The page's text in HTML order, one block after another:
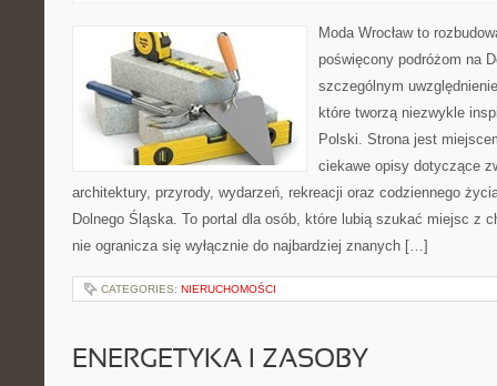
Moda Wrocław to
poświęcony podróżom na
szczególnym
które tworzą niezwykle
Polski. Strona jest
ciekawe opisy dotyczące
architektury, przyrody, wydarzeń, rekreacji oraz codziennego
Dolnego Śląska. To portal dla osób, które lubią szukać miejsc z
nie ogranicza się wyłącznie do najbardziej znanych […]
CATEGORIES: NIERUCHOMOŚCI
ENERGETYKA I ZASOBY